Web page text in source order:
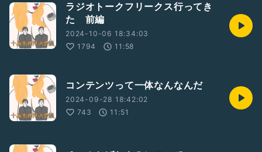
ラジオトークフリークス行ってき
た 前編
2024-10-06 18:34:03
1794
11:58
コンテンツって一体なんなんだ
2024-09-28 18:42:02
743
11:51